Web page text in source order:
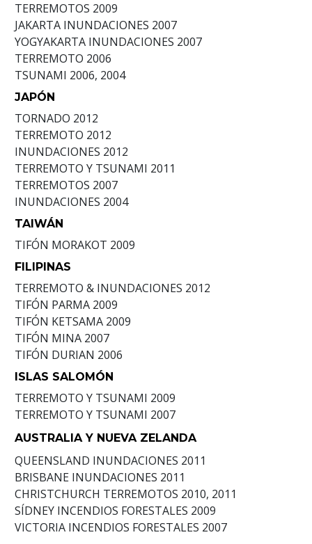
TERREMOTOS 2009
JAKARTA INUNDACIONES 2007
YOGYAKARTA INUNDACIONES 2007
TERREMOTO 2006
TSUNAMI 2006, 2004
JAPÓN
TORNADO 2012
TERREMOTO 2012
INUNDACIONES 2012
TERREMOTO Y TSUNAMI 2011
TERREMOTOS 2007
INUNDACIONES 2004
TAIWÁN
TIFÓN MORAKOT 2009
FILIPINAS
TERREMOTO & INUNDACIONES 2012
TIFÓN PARMA 2009
TIFÓN KETSAMA 2009
TIFÓN MINA 2007
TIFÓN DURIAN 2006
ISLAS SALOMÓN
TERREMOTO Y TSUNAMI 2009
TERREMOTO Y TSUNAMI 2007
AUSTRALIA Y NUEVA ZELANDA
QUEENSLAND INUNDACIONES 2011
BRISBANE INUNDACIONES 2011
CHRISTCHURCH TERREMOTOS 2010, 2011
SÍDNEY INCENDIOS FORESTALES 2009
VICTORIA INCENDIOS FORESTALES 2007